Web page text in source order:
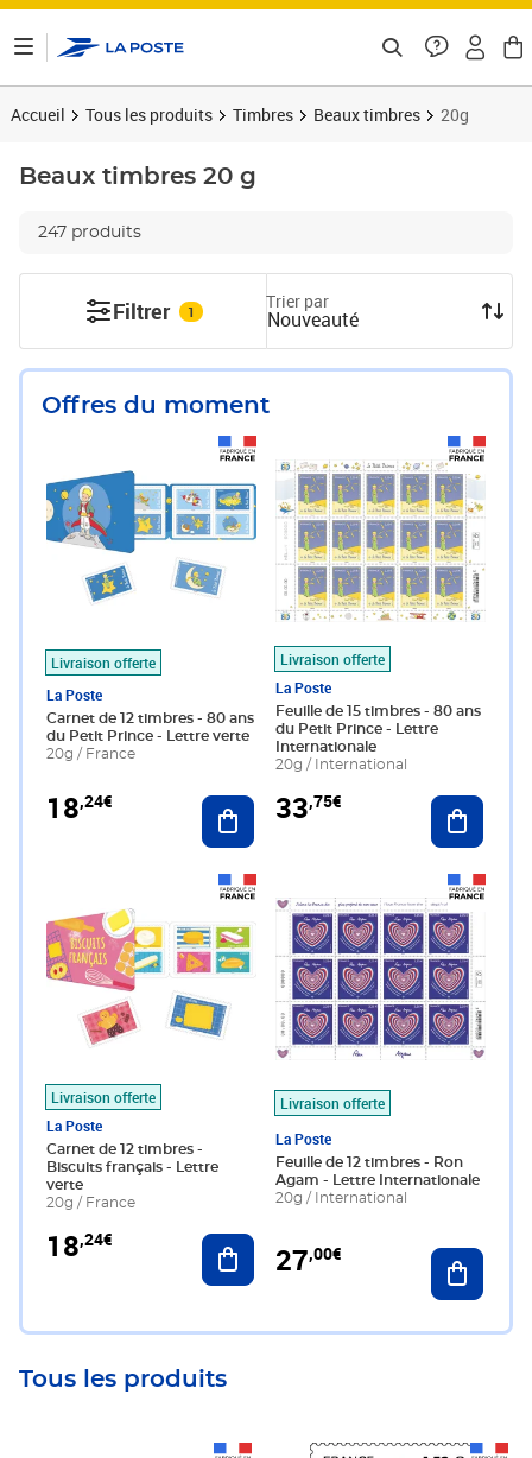
Accueil Tous les produits Timbres Beaux timbres 20g
Beaux timbres 20 g
247 produits
Filtrer 1 Trier par
Nouveauté
Offres du moment
Livraison offerte
La Poste
Carnet de 12 timbres - 80 ans
du Petit Prince - Lettre verte
20g / France
18,24€ Ajouter au panier
Livraison offerte
La Poste
Feuille de 15 timbres - 80 ans
du Petit Prince - Lettre
Internationale
20g / International
33,75€ Ajouter
Livraison offerte
La Poste
Carnet de 12 timbres -
Biscuits français - Lettre
verte
20g / France
18,24€ Ajouter au panier
Livraison offerte
La Poste
Feuille de 12 timbres - Ron
Agam - Lettre Internationale
20g / International
27,00€ Ajouter
Tous les produits